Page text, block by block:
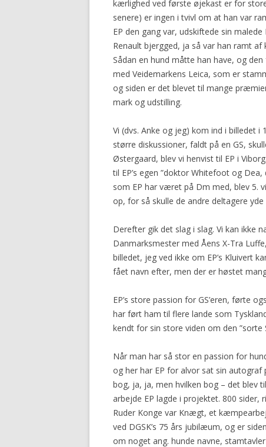
kærlighed ved første øjekast er for
senere) er ingen i tvivl om at han var
EP den gang var, udskiftede sin
Renault bjergged, ja så var han ramt
Sådan en hund måtte han have, og
med Veidemarkens Leica, som er
og siden er det blevet til mange
mark og udstilling.
Vi (dvs. Anke og jeg) kom ind i billedet
større diskussioner, faldt på en GS,
Østergaard, blev vi henvist til EP i
til EP’s egen ”doktor Whitefoot og
som EP har været på Dm med, blev 5.
op, for så skulle de andre deltagere
Derefter gik det slag i slag. Vi kan ikke
Danmarksmester med Åens X-Tra
billedet, jeg ved ikke om EP’s Kluivert
fået navn efter, men der er høstet
EP’s store passion for GS’eren, førte
har ført ham til flere lande som
kendt for sin store viden om den
Når man har så stor en passion for
og her har EP for alvor sat sin
bog, ja, ja, men hvilken bog – det blev
arbejde EP lagde i projektet. 800
Ruder Konge var Knægt, et
ved DGSK’s 75 års jubilæum, og er
om noget ang. hunde navne,